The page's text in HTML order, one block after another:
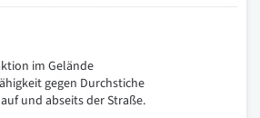
im Gelände
gegen Durchstiche
und abseits der Straße.